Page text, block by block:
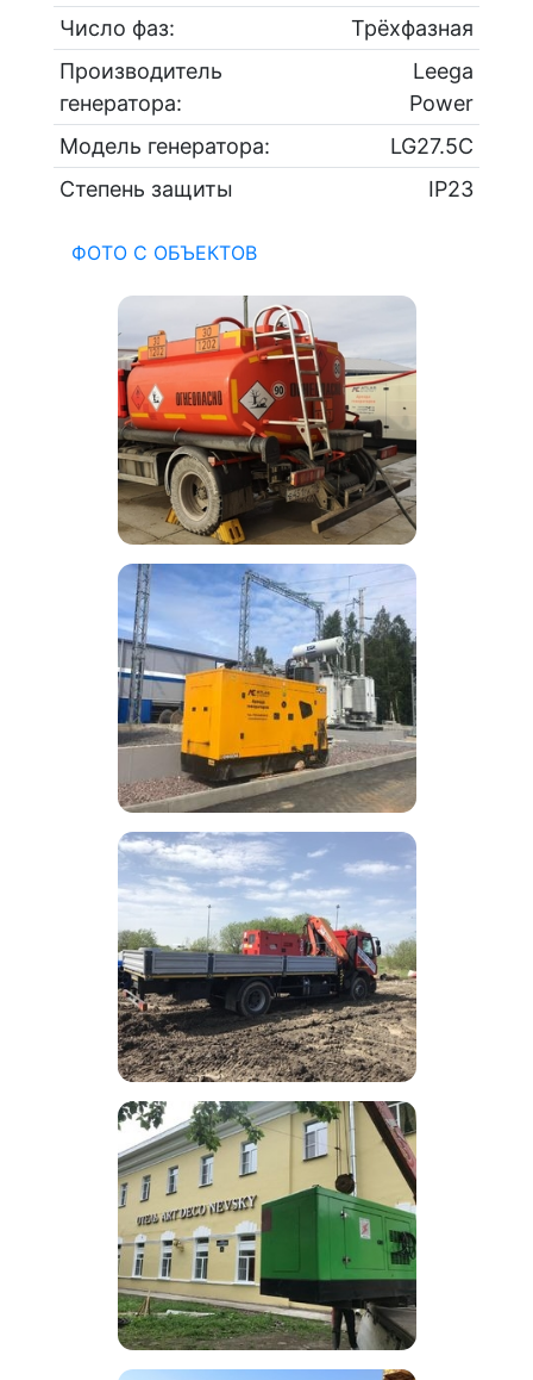
Число фаз:
Трёхфазная
Производитель
генератора:
Leega
Power
Модель генератора:
LG27.5C
Степень защиты
IP23
ФОТО С ОБЪЕКТОВ